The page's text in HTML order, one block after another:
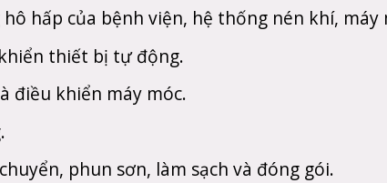
hấp của bệnh viện, hệ thống nén khí,
thiết bị tự động.
điều khiển máy móc.
phun sơn, làm sạch và đóng gói.